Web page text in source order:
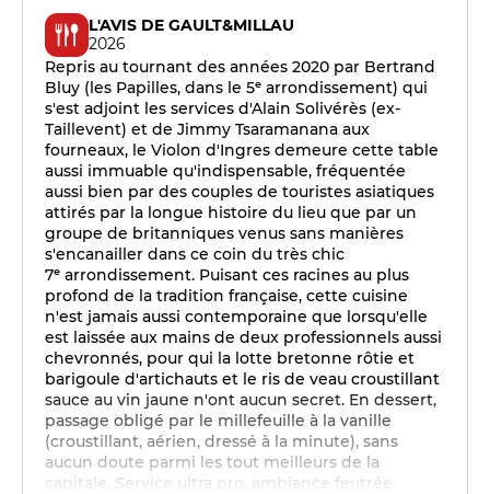
L'AVIS DE GAULT&MILLAU
2026
Repris au tournant des années 2020 par Bertrand
Bluy (les Papilles, dans le 5ᵉ arrondissement) qui
s'est adjoint les services d'Alain Solivérès (ex-
Taillevent) et de Jimmy Tsaramanana aux
fourneaux, le Violon d'Ingres demeure cette table
aussi immuable qu'indispensable, fréquentée
aussi bien par des couples de touristes asiatiques
attirés par la longue histoire du lieu que par un
groupe de britanniques venus sans manières
s'encanailler dans ce coin du très chic
7ᵉ arrondissement. Puisant ces racines au plus
profond de la tradition française, cette cuisine
n'est jamais aussi contemporaine que lorsqu'elle
est laissée aux mains de deux professionnels aussi
chevronnés, pour qui la lotte bretonne rôtie et
barigoule d'artichauts et le ris de veau croustillant
sauce au vin jaune n'ont aucun secret. En dessert,
passage obligé par le millefeuille à la vanille
(croustillant, aérien, dressé à la minute), sans
aucun doute parmi les tout meilleurs de la
capitale. Service ultra pro, ambiance feutrée.